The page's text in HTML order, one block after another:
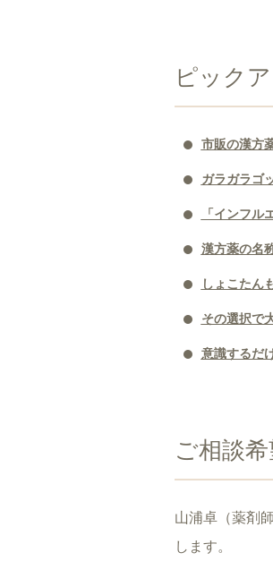
ピック
市販の漢方
ガラガラゴ
「インフル
漢方薬の名
しょこたん
その選択で
意識するだ
ご相談
山浦卓（薬剤
します。